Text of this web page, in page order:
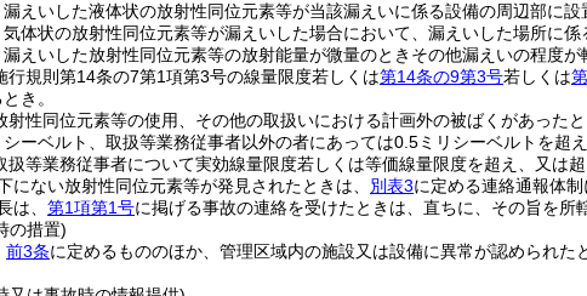
漏えいした液体状の放射性同位元素等が当該漏えいに係る設備の周辺部に
気体状の放射性同位元素等が漏えいした場合において、漏えいした場所に係
漏えいした放射性同位元素等の放射能量が微量のときその他漏えいの程度が
行規則第14条の7第1項第3号の線量限度若しくは第14条の9第3号若しくは
き。
射性同位元素等の使用、その他の取扱いにおける計画外の被ばくがあった
シーベルト、取扱等業務従事者以外の者にあっては0.5ミリシーベルトを超
扱等業務従事者について実効線量限度若しくは等価線量限度を超え、又は
にない放射性同位元素等が発見されたときは、 別表3に定める連絡通報体
は、 第1項第1号に掲げる事故の連絡を受けたときは、直ちに、その旨を所
の措置)
前3条に定めるもののほか、管理区域内の施設又は設備に異常が認められ